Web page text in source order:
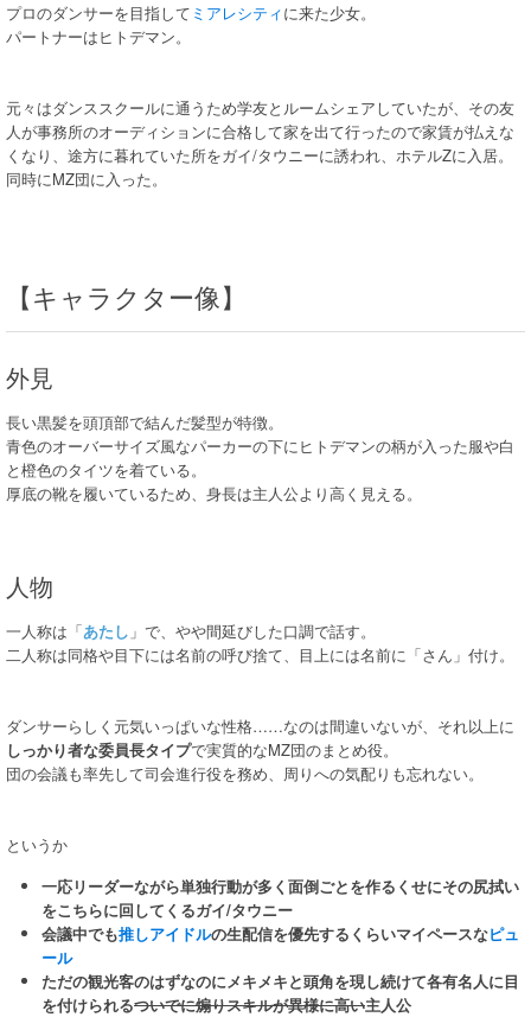
プロのダンサーを目指して ミアレシティに来た少女。
パートナーはヒトデマン。
元々はダンススクールに通うため学友とルームシェアしていたが、その友
人が事務所のオーディションに合格して家を出て行ったので家賃が払えな
くなり、途方に暮れていた所をガイ/タウニーに誘われ、ホテルZに入居。
同時にMZ団に入った。
【キャラクター像】
外見
長い黒髪を頭頂部で結んだ髪型が特徴。
青色のオーバーサイズ風なパーカーの下にヒトデマンの柄が入った服や白
と橙色のタイツを着ている。
厚底の靴を履いているため、身長は主人公より高く見える。
人物
一人称は「あたし 」で、やや間延びした口調で話す。
二人称は同格や目下には名前の呼び捨て、目上には名前に「さん」付け。
ダンサーらしく元気いっぱいな性格……なのは間違いないが、それ以上に
しっかり者な委員長タイプで実質的なMZ団のまとめ役。
団の会議も率先して司会進行役を務め、周りへの気配りも忘れない。
というか
一応リーダーながら単独行動が多く面倒ごとを作るくせにその尻拭い
をこちらに回してくるガイ/タウニー
会議中でも推しアイドルの生配信を優先するくらいマイペースなピュ
ール
ただの観光客のはずなのにメキメキと頭角を現し続けて各有名人に目
を付けられるついでに煽りスキルが異様に高い主人公